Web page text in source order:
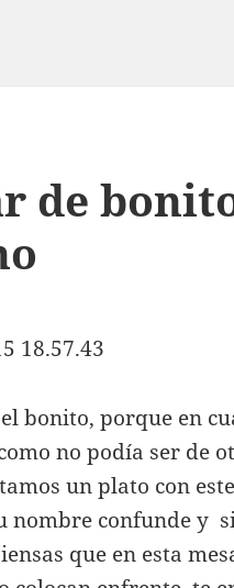
de
bonito, porque en
no podía ser de
un plato con
nombre confunde y
que en esta